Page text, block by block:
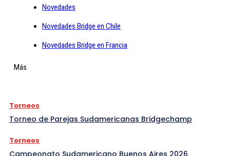
Novedades
Novedades Bridge en Chile
Novedades Bridge en Francia
Más
Torneos
Torneo de Parejas Sudamericanas Bridgechamp
Torneos
Campeonato Sudamericano Buenos Aires 2026